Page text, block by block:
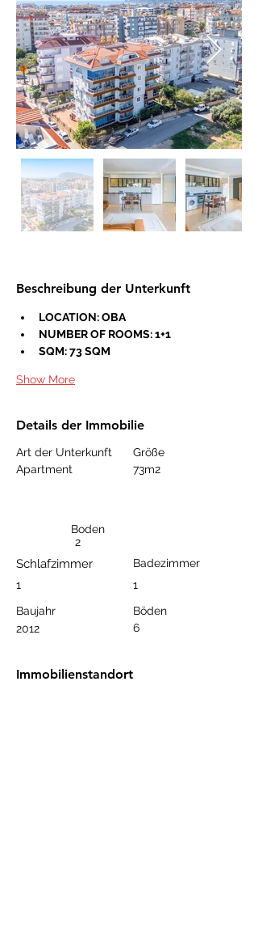
Beschreibung der Unterkunft
LOCATION: OBA
NUMBER OF ROOMS: 1+1
SQM: 73 SQM
Show More
Details der Immobilie
Art der Unterkunft
Apartment
Größe
73m2
Boden
2
Schlafzimmer
1
Baujahr
2012
Badezimmer
1
Böden
6
Immobilienstandort